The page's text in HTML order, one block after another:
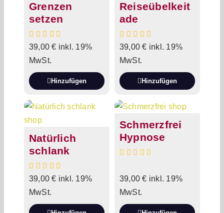
Grenzen
setzen
39,00€ inkl. 19%
MwSt.
Hinzufügen
Reiseübelkeit
ade
39,00€ inkl. 19%
MwSt.
Hinzufügen
Natürlich
schlank
39,00€ inkl. 19%
MwSt.
Schmerzfrei
Hypnose
39,00€ inkl. 19%
MwSt.